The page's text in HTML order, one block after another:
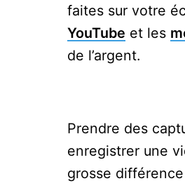
faites sur votre
YouTube et les
de l’argent.
Prendre des
enregistrer une
grosse différence